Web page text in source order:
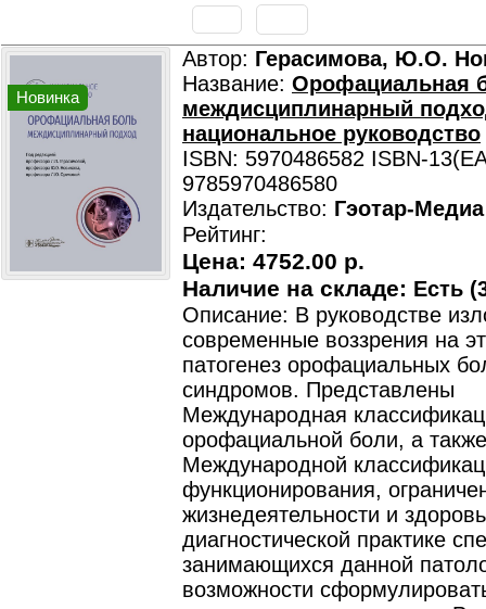
Новинка
Автор: Герасимова, Ю.О.
Название: Орофациальная
междисциплинарный
национальное руководство
ISBN: 5970486582 ISBN-
9785970486580
Издательство: Гэотар-Медиа
Рейтинг:
Цена: 4752.00 р.
Наличие на складе: Есть
Описание: В руководстве
современные воззрения на
патогенез орофациальных
синдромов. Представлены
Международная
орофациальной боли, а
Международной
функционирования,
жизнедеятельности и
диагностической практике
занимающихся данной
возможности